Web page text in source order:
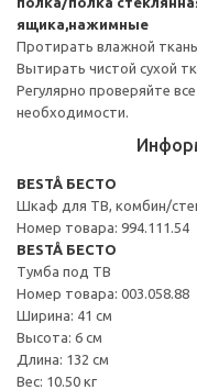
ящика,нажимные
Протирать влажной
Вытирать чистой сухой
Регулярно проверяйте
необходимости.
BESTÅ БЕСТО
Шкаф для ТВ, комбин/
Номер товара: 994.111.54
BESTÅ БЕСТО
Тумба под ТВ
Номер товара: 003.058.88
Ширина: 41 см
Высота: 6 см
Длина: 132 см
Вес: 10.50 кг